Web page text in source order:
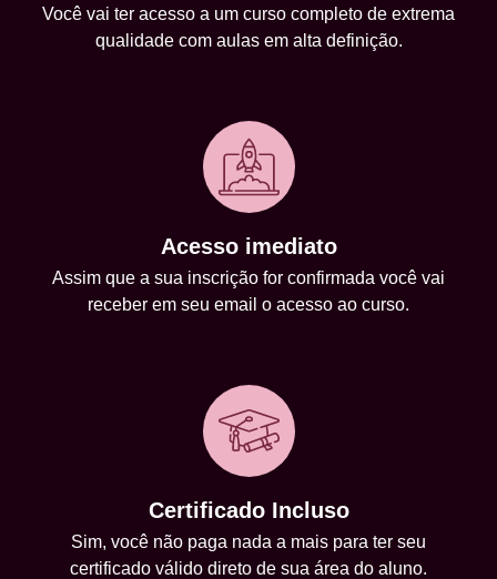
Você vai ter acesso a um curso completo de extrema
qualidade com aulas em alta definição.
Acesso imediato
Assim que a sua inscrição for confirmada você vai
receber em seu email o acesso ao curso.
Certificado Incluso
Sim, você não paga nada a mais para ter seu
certificado válido direto de sua área do aluno.